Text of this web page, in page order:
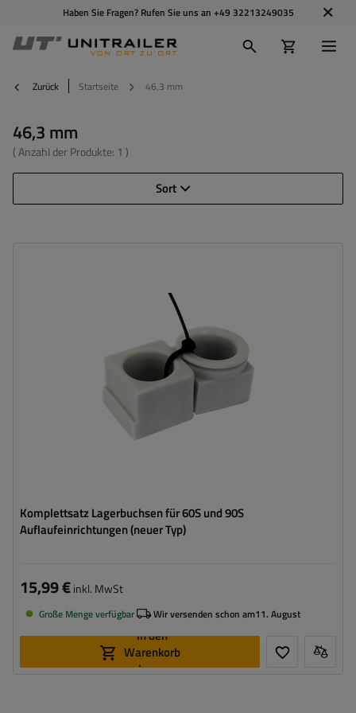
Haben Sie Fragen? Rufen Sie uns an +49 32213249035
Zurück Startseite 46,3 mm
46,3 mm
( Anzahl der Produkte: 1 )
Sort
Komplettsatz Lagerbuchsen für 60S und 90S
Auflaufeinrichtungen (neuer Typ)
15,99 €inkl. MwSt
Große Menge verfügbar Wir versenden schon am11. August
In den
Warenkorb
legen